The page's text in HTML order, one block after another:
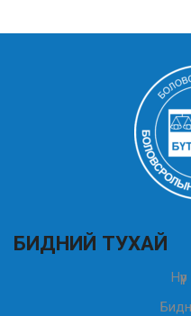
БИДНИЙ ТУХАЙ